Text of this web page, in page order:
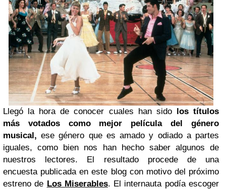
Llegó la hora de conocer cuales han sido los títulos
más votados como mejor película del género
musical,ese género que es amado y odiado a partes
iguales, como bien nos han hecho saber algunos de
nuestros lectores. El resultado procede de una
encuesta publicada en este blog con motivo del próximo
estreno de Los Miserables. El internauta podía escoger